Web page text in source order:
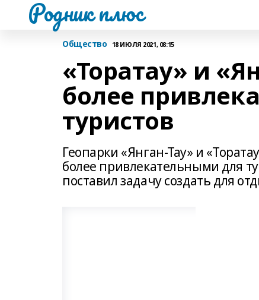
Родник плюс
Общество 18 ИЮЛЯ 2021, 08:15
«Торатау» и
более
туристов
Геопарки «Янган-Тау» и
более привлекательными для
поставил задачу создать для